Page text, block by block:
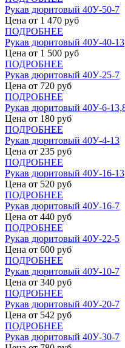
Рукав дюритовый 40У-50-7
Цена от 1 470 руб
ПОДРОБНЕЕ
Рукав дюритовый 40У-40-13
Цена от 1 500 руб
ПОДРОБНЕЕ
Рукав дюритовый 40У-25-7
Цена от 720 руб
ПОДРОБНЕЕ
Рукав дюритовый 40У-6-
Цена от 180 руб
ПОДРОБНЕЕ
Рукав дюритовый 40У-4-13
Цена от 235 руб
ПОДРОБНЕЕ
Рукав дюритовый 40У-16-13
Цена от 520 руб
ПОДРОБНЕЕ
Рукав дюритовый 40У-16-7
Цена от 440 руб
ПОДРОБНЕЕ
Рукав дюритовый 40У-22-5
Цена от 600 руб
ПОДРОБНЕЕ
Рукав дюритовый 40У-10-7
Цена от 340 руб
ПОДРОБНЕЕ
Рукав дюритовый 40У-20-7
Цена от 542 руб
ПОДРОБНЕЕ
Рукав дюритовый 40У-30-7